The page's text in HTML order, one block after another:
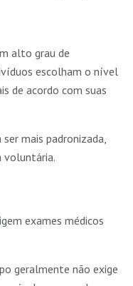
alto grau de
escolham o nível
de acordo com suas
mais padronizada,
voluntária.
exames médicos
geralmente não exige